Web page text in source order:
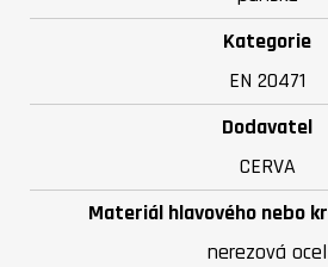
Kategorie
EN 20471
Dodavatel
CERVA
Materiál hlavového nebo
nerezová ocel